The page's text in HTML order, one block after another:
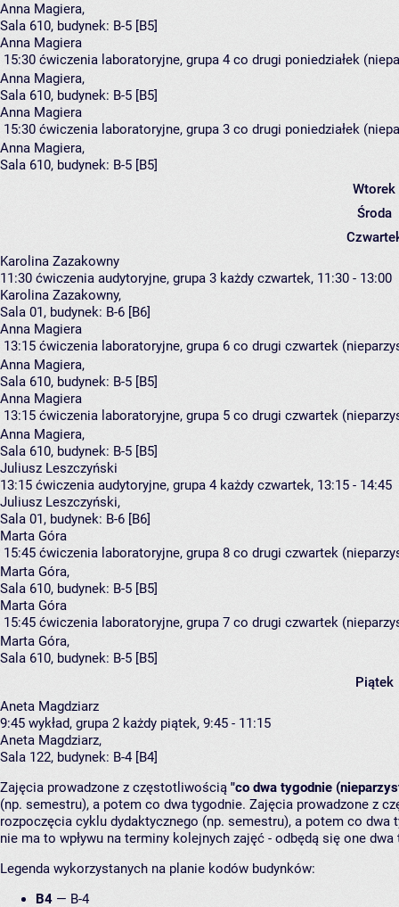
Anna Magiera,
Sala 610, budynek: B-5 [B5]
Anna Magiera
15:30 ćwiczenia laboratoryjne, grupa 4 co drugi poniedziałek
Anna Magiera,
Sala 610, budynek: B-5 [B5]
Anna Magiera
15:30 ćwiczenia laboratoryjne, grupa 3 co drugi poniedziałek
Anna Magiera,
Sala 610, budynek: B-5 [B5]
Wtorek
Środa
Karolina Zazakowny
11:30 ćwiczenia audytoryjne, grupa 3 każdy czwartek, 11:30 - 13:00
Karolina Zazakowny,
Sala 01, budynek: B-6 [B6]
Anna Magiera
13:15 ćwiczenia laboratoryjne, grupa 6 co drugi czwartek
Anna Magiera,
Sala 610, budynek: B-5 [B5]
Anna Magiera
13:15 ćwiczenia laboratoryjne, grupa 5 co drugi czwartek
Anna Magiera,
Sala 610, budynek: B-5 [B5]
Juliusz Leszczyński
13:15 ćwiczenia audytoryjne, grupa 4 każdy czwartek, 13:15 - 14:45
Juliusz Leszczyński,
Sala 01, budynek: B-6 [B6]
Marta Góra
15:45 ćwiczenia laboratoryjne, grupa 8 co drugi czwartek
Marta Góra,
Sala 610, budynek: B-5 [B5]
Marta Góra
15:45 ćwiczenia laboratoryjne, grupa 7 co drugi czwartek
Marta Góra,
Sala 610, budynek: B-5 [B5]
Piątek
Aneta Magdziarz
9:45 wykład, grupa 2 każdy piątek, 9:45 - 11:15
Aneta Magdziarz,
Sala 122, budynek: B-4 [B4]
Zajęcia prowadzone z częstotliwością "co dwa tygodnie
(np. semestru), a potem co dwa tygodnie. Zajęcia prowadzone z
rozpoczęcia cyklu dydaktycznego (np. semestru), a potem co
nie ma to wpływu na terminy kolejnych zajęć - odbędą się one
Legenda wykorzystanych na planie kodów budynków:
B4 — B-4